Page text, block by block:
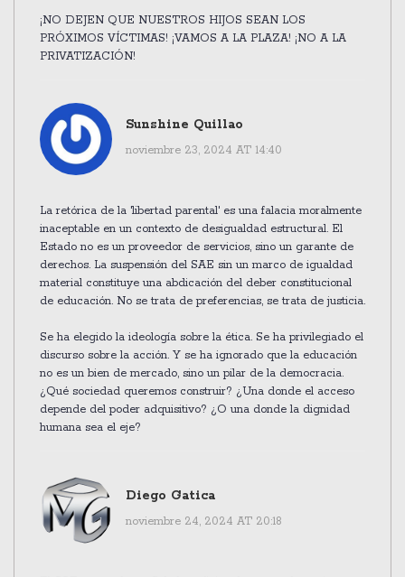
¡NO DEJEN QUE NUESTROS HIJOS SEAN LOS
PRÓXIMOS VÍCTIMAS! ¡VAMOS A LA PLAZA! ¡NO A LA
PRIVATIZACIÓN!
Sunshine Quillao
noviembre 23, 2024 AT 14:40
La retórica de la 'libertad parental' es una falacia moralmente
inaceptable en un contexto de desigualdad estructural. El
Estado no es un proveedor de servicios, sino un garante de
derechos. La suspensión del SAE sin un marco de igualdad
material constituye una abdicación del deber constitucional
de educación. No se trata de preferencias, se trata de justicia.
Se ha elegido la ideología sobre la ética. Se ha privilegiado el
discurso sobre la acción. Y se ha ignorado que la educación
no es un bien de mercado, sino un pilar de la democracia.
¿Qué sociedad queremos construir? ¿Una donde el acceso
depende del poder adquisitivo? ¿O una donde la dignidad
humana sea el eje?
Diego Gatica
noviembre 24, 2024 AT 20:18